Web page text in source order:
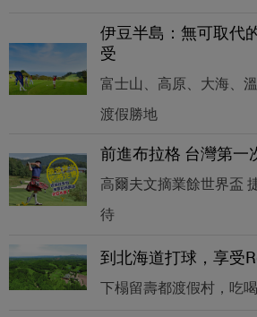
伊豆半島：無可取代
受
富士山、高原、大海、
渡假勝地
前進布拉格 台灣第一
高爾夫文摘業餘世界盃
待
到北海道打球，享受
下榻留壽都渡假村，吃